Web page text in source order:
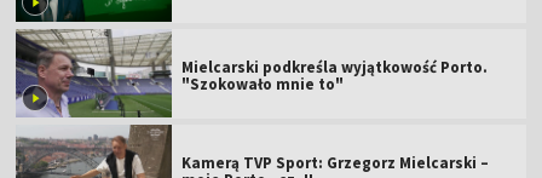
Mielcarski podkreśla wyjątkowość Porto.
"Szokowało mnie to"
Kamerą TVP Sport: Grzegorz Mielcarski –